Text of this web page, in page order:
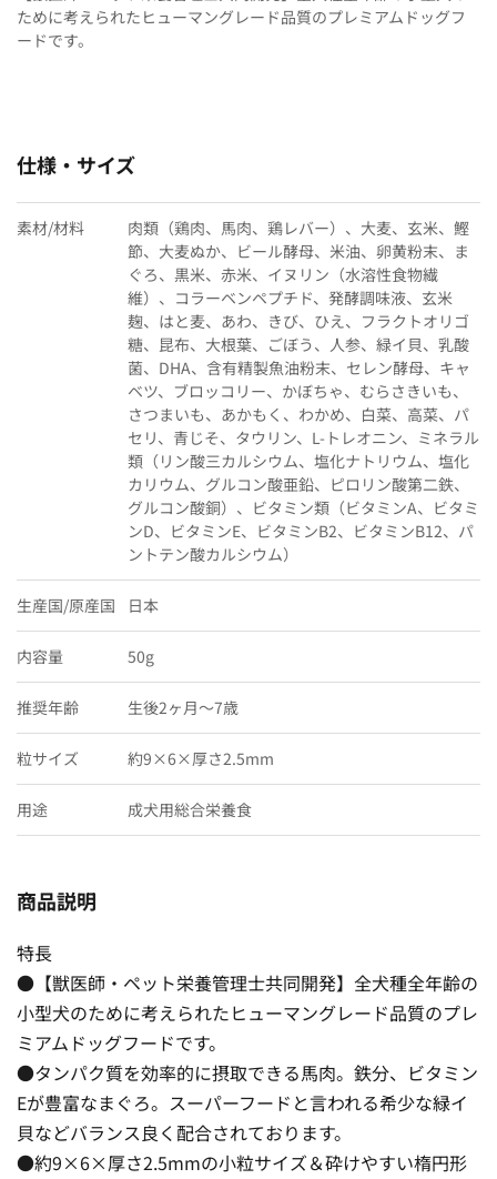
ために考えられたヒューマングレード品質のプレミアムドッグフ
ードです。
仕様・サイズ
素材/材料
肉類（鶏肉、馬肉、鶏レバー）、大麦、玄米、鰹
節、大麦ぬか、ビール酵母、米油、卵黄粉末、ま
ぐろ、黒米、赤米、イヌリン（水溶性食物繊
維）、コラーベンペプチド、発酵調味液、玄米
麹、はと麦、あわ、きび、ひえ、フラクトオリゴ
糖、昆布、大根葉、ごぼう、人参、緑イ貝、乳酸
菌、DHA、含有精製魚油粉末、セレン酵母、キャ
ベツ、ブロッコリー、かぼちゃ、むらさきいも、
さつまいも、あかもく、わかめ、白菜、高菜、パ
セリ、青じそ、タウリン、L-トレオニン、ミネラル
類（リン酸三カルシウム、塩化ナトリウム、塩化
カリウム、グルコン酸亜鉛、ピロリン酸第二鉄、
グルコン酸銅）、ビタミン類（ビタミンA、ビタミ
ンD、ビタミンE、ビタミンB2、ビタミンB12、パ
ントテン酸カルシウム）
生産国/原産国 日本
内容量 50g
推奨年齢 生後2ヶ月〜7歳
粒サイズ 約9×6×厚さ2.5mm
用途 成犬用総合栄養食
商品説明
特長
●【獣医師・ペット栄養管理士共同開発】全犬種全年齢の
小型犬のために考えられたヒューマングレード品質のプレ
ミアムドッグフードです。
●タンパク質を効率的に摂取できる馬肉。鉄分、ビタミン
Eが豊富なまぐろ。スーパーフードと言われる希少な緑イ
貝などバランス良く配合されております。
●約9×6×厚さ2.5mmの小粒サイズ＆砕けやすい楕円形